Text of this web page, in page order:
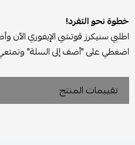
خطوة نحو التفرد!
اطلبي سنيكرز قوتشي الإيفوري الآن
اضغطي على "أضف إلى السلة" وتمتعي
تقييمات المنتج